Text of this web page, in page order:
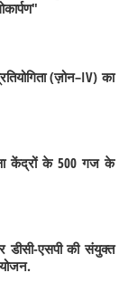
(ज़ोन–IV) का
केंद्रों के 500 गज के
डीसी-एसपी की संयुक्त